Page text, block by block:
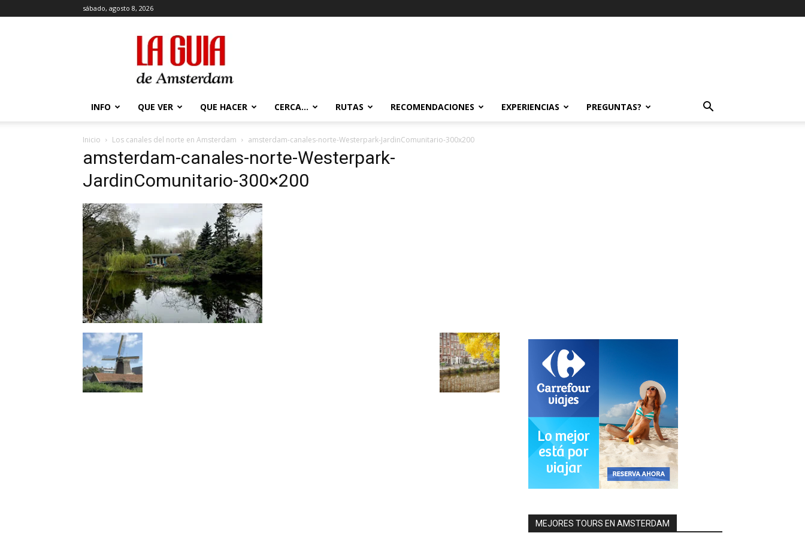
sábado, agosto 8, 2026
La
Guía
de
Amsterdam
INFO QUE VER QUE HACER CERCA… RUTAS RECOMENDACIONES EXPERIENCIAS PREGUNTAS?
Inicio Los canales del norte en Amsterdam amsterdam-canales-norte-Westerpark-JardinComunitario-300x200
amsterdam-canales-norte-Westerpark-
JardinComunitario-300×200
MEJORES TOURS EN AMSTERDAM